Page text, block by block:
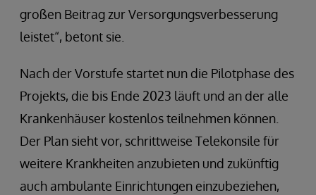
großen Beitrag zur Versorgungsverbesserung
leistet“, betont sie.
Nach der Vorstufe startet nun die Pilotphase des
Projekts, die bis Ende 2023 läuft und an der alle
Krankenhäuser kostenlos teilnehmen können.
Der Plan sieht vor, schrittweise Telekonsile für
weitere Krankheiten anzubieten und zukünftig
auch ambulante Einrichtungen einzubeziehen,